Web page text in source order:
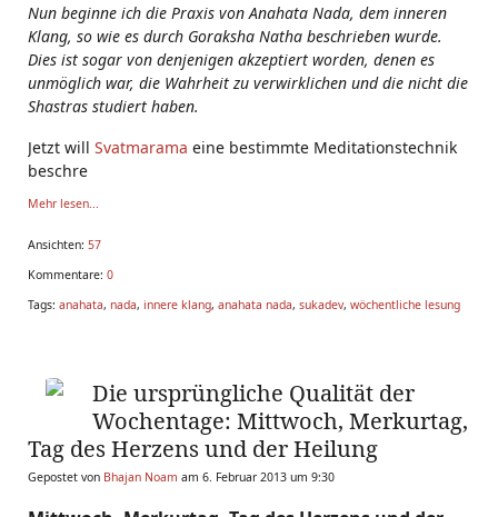
Nun beginne ich die Praxis von Anahata Nada, dem inneren
Klang, so wie es durch Goraksha Natha beschrieben wurde.
Dies ist sogar von denjenigen akzeptiert worden, denen es
unmöglich war, die Wahrheit zu verwirklichen und die nicht die
Shastras studiert haben.
Jetzt will Svatmarama eine bestimmte Meditationstechnik
beschre
Mehr lesen...
Ansichten: 57
Kommentare: 0
Tags: anahata, nada, innere klang, anahata nada, sukadev, wöchentliche lesung
Die ursprüngliche Qualität der
Wochentage: Mittwoch, Merkurtag,
Tag des Herzens und der Heilung
Gepostet von Bhajan Noam am 6. Februar 2013 um 9:30